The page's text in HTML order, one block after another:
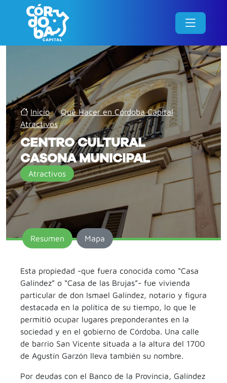
Inicio / Qué Hacer en Córdoba Capital /
Atractivos /
CENTRO CULTURAL
CASONA MUNICIPAL
Atractivos
Resumen Mapa
Esta propiedad -que fuera conocida como “Casa
Galíndez” o “Casa de las Brujas”- fue vivienda
particular de don Ismael Galíndez, notario y figura
destacada en la política de su tiempo, lo que le
permitió ocupar lugares preponderantes en la
sociedad y en el gobierno de Córdoba. Una calle
de barrio San Vicente situada a la altura del 1700
de Agustín Garzón lleva también su nombre.
Por deudas con el Banco de la Provincia, Galíndez